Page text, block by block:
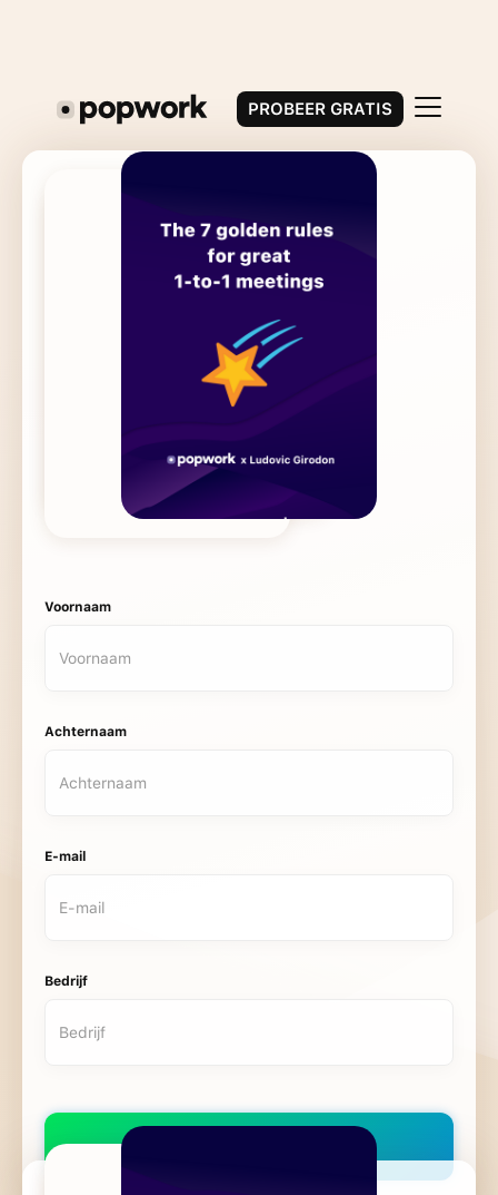
PROBEER GRATIS
Voornaam
Achternaam
E-mail
Bedrijf